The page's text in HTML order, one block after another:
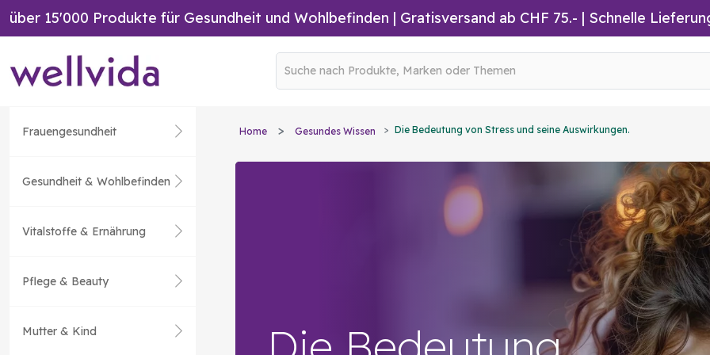
über 15'000 Produkte für Gesundheit und Wohlbefinden | Gratisversand ab CHF 75.- | Schnelle
Frauengesundheit
Gesundheit & Wohlbefinden
Vitalstoffe & Ernährung
Pflege & Beauty
Mutter & Kind
Home Gesundes Wissen Die Bedeutung von Stress und seine Auswirkungen.